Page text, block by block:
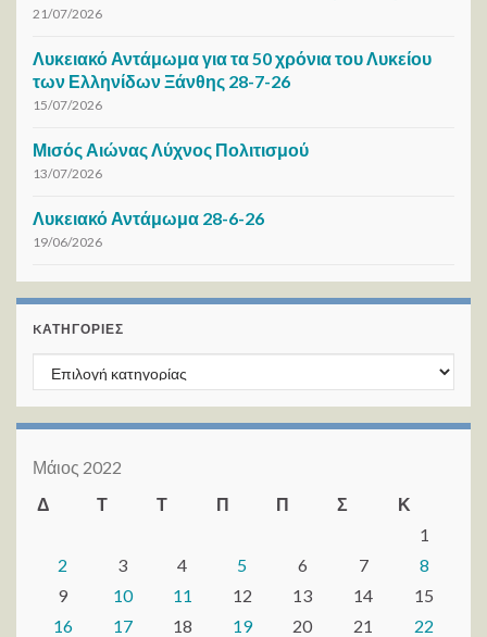
21/07/2026
Λυκειακό Αντάμωμα για τα 50 χρόνια του Λυκείου
των Ελληνίδων Ξάνθης 28-7-26
15/07/2026
Μισός Αιώνας Λύχνος Πολιτισμού
13/07/2026
Λυκειακό Αντάμωμα 28-6-26
19/06/2026
KΑΤΗΓΟΡΊΕΣ
Kατηγορίες
Μάιος 2022
Δ
Τ Τ Π Π Σ
Κ
1
2
3 4 5 6 7
8
9
10 11 12 13 14
15
16
17 18 19 20 21
22